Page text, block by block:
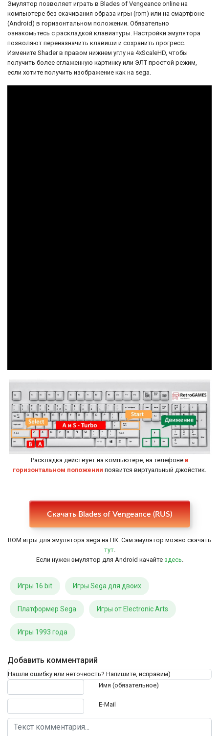
Эмулятор позволяет играть в Blades of Vengeance online на
компьютере без скачивания образа игры (rom) или на смартфоне
(Android) в горизонтальном положении. Обязательно
ознакомьтесь с раскладкой клавиатуры. Настройки эмулятора
позволяют переназначить клавиши и сохранить прогресс.
Измените Shader в правом нижнем углу на 4xScaleHD, чтобы
получить более сглаженную картинку или ЭЛТ простой режим,
если хотите получить изображение как на sega.
Раскладка действует на компьютере, на телефоне в
горизонтальном положении появится виртуальный джойстик.
Скачать Blades of Vengeance (RUS)
ROM игры для эмулятора sega на ПК. Сам эмулятор можно скачать
тут.
Если нужен эмулятор для Android качайте здесь.
Игры 16 bit Игры Sega для двоих
Платформер Sega Игры от Electronic Arts
Игры 1993 года
Добавить комментарий
Нашли ошибку или неточность? Напишите, исправим)
Имя (обязательное)
E-Mail